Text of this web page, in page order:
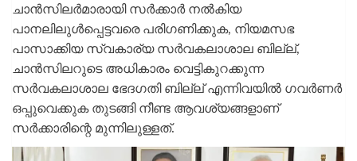
ചാന്‍സിലര്‍മാരായി സര്‍ക്കാര്‍ നല്‍കിയ
പാനലിലുള്‍പ്പെട്ടവരെ പരിഗണിക്കുക, നിയമസഭ
പാസാക്കിയ സ്വകാര്യ സര്‍വകലാശാല ബില്ല്,
ചാന്‍സിലറുടെ അധികാരം വെട്ടികുറക്കുന്ന
സര്‍വകലാശാല ഭേദഗതി ബില്ല് എന്നിവയില്‍ ഗവര്‍ണര്‍
ഒപ്പുവെക്കുക തുടങ്ങി നീണ്ട ആവശ്യങ്ങളാണ്
സര്‍ക്കാരിന്റെ മുന്നിലുള്ളത്.